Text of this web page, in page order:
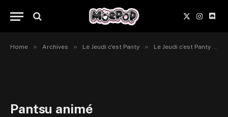
X
(Twitter)
Home » Archives » Le Jeudi c'est Panty » Le Jeudi c’est Panty #57
Pantsu animé